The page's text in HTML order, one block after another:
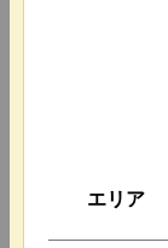
エリア